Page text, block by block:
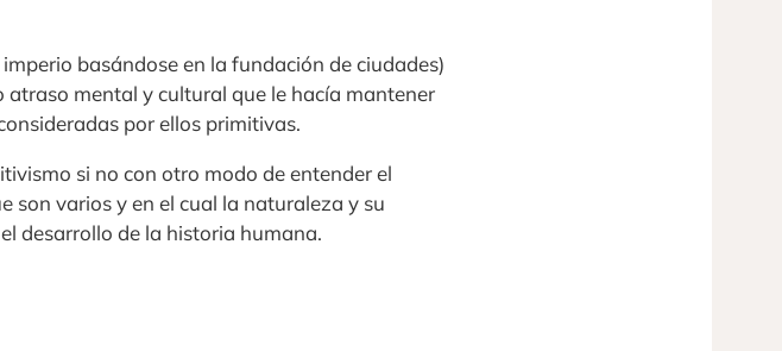
basándose en la fundación de ciudades)
mental y cultural que le hacía mantener
por ellos primitivas.
si no con otro modo de entender el
son varios y en el cual la naturaleza y su
desarrollo de la historia humana.